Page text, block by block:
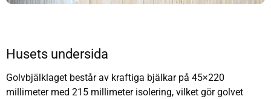
Husets undersida
Golvbjälklaget består av kraftiga bjälkar på 45×220
millimeter med 215 millimeter isolering, vilket gör golvet